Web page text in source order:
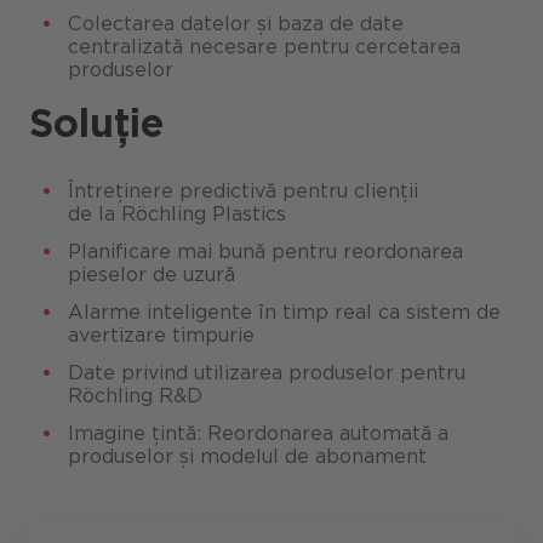
Colectarea datelor și baza de date
centralizată necesare pentru cercetarea
produselor
Soluție
Întreținere predictivă pentru clienții
de la Röchling Plastics
Planificare mai bună pentru reordonarea
pieselor de uzură
Alarme inteligente în timp real ca sistem de
avertizare timpurie
Date privind utilizarea produselor pentru
Röchling R&D
Imagine țintă: Reordonarea automată a
produselor și modelul de abonament